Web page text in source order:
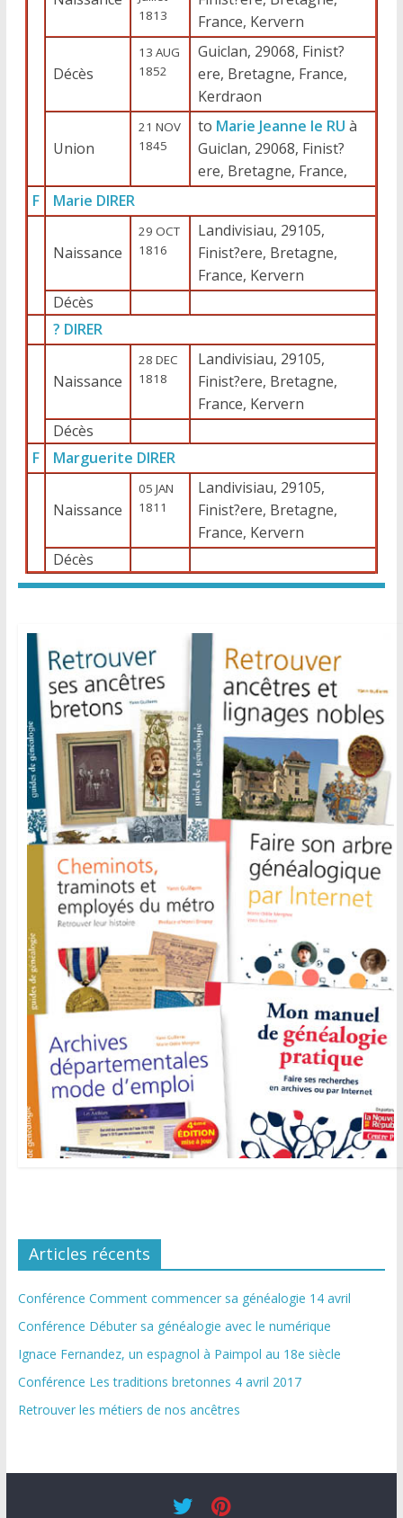
1813
France, Kervern
Décès
13 AUG
1852
Guiclan, 29068, Finist?
ere, Bretagne, France,
Kerdraon
Union
21 NOV
1845
to Marie Jeanne le RU à
Guiclan, 29068, Finist?
ere, Bretagne, France,
F
Marie DIRER
Naissance
29 OCT
1816
Landivisiau, 29105,
Finist?ere, Bretagne,
France, Kervern
Décès
? DIRER
Naissance
28 DEC
1818
Landivisiau, 29105,
Finist?ere, Bretagne,
France, Kervern
Décès
F
Marguerite DIRER
Naissance
05 JAN
1811
Landivisiau, 29105,
Finist?ere, Bretagne,
France, Kervern
Décès
Articles récents
Conférence Comment commencer sa généalogie 14 avril
Conférence Débuter sa généalogie avec le numérique
Ignace Fernandez, un espagnol à Paimpol au 18e siècle
Conférence Les traditions bretonnes 4 avril 2017
Retrouver les métiers de nos ancêtres